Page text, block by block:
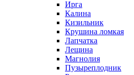
Ирга
Калина
Кизильник
Крушина ломкая
Лапчатка
Лещина
Магнолия
Пузыреплодник